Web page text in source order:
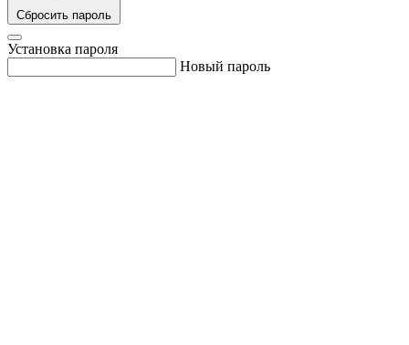
Сбросить пароль
Установка пароля
Новый пароль